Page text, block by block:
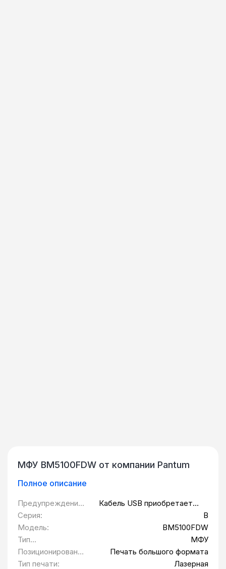
МФУ BM5100FDW от компании Pantum
Полное описание
Предупреждение
:
Кабель USB приобретается
Серия:
B
Модель:
BM5100FDW
Тип
оборудования:
МФУ
Позиционировани
е:
Печать большого формата
Тип печати:
Лазерная